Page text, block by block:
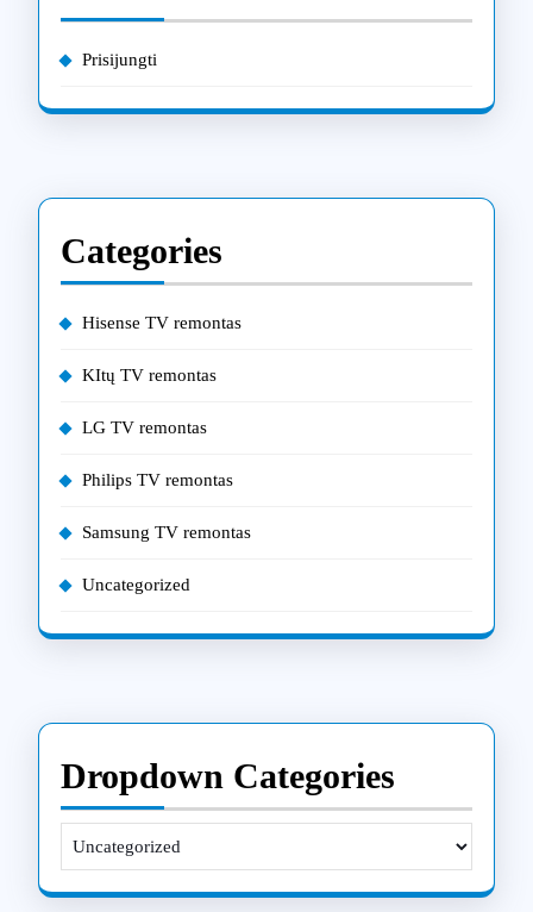
Prisijungti
Categories
Hisense TV remontas
KItų TV remontas
LG TV remontas
Philips TV remontas
Samsung TV remontas
Uncategorized
Dropdown Categories